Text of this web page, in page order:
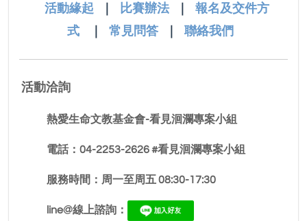
活動緣起 比賽辦法
報名及交件方
式
常見問答 聯絡我們
活動洽詢
熱愛生命文教基金會-看見洄瀾專案小組
電話：04-2253-2626 #看見洄瀾專案小組
服務時間：周一至周五 08:30-17:30
line@線上諮詢：